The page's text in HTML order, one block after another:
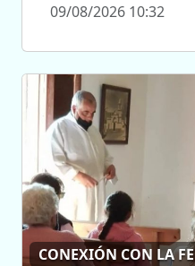
09/08/2026 10:32
CONEXIÓN CON LA FE